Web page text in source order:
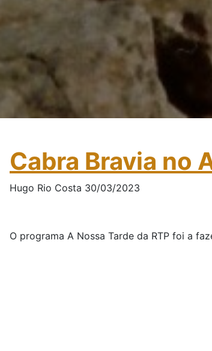
Cabra Bravia no
Hugo Rio Costa 30/03/2023
O programa A Nossa Tarde da RTP foi a